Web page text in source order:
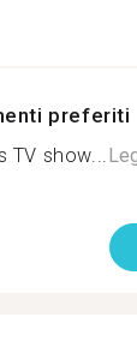
preferiti
TV show...